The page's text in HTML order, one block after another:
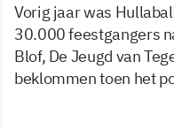
Vorig jaar was
30.000 feestgangers
Blof, De Jeugd van
beklommen toen het